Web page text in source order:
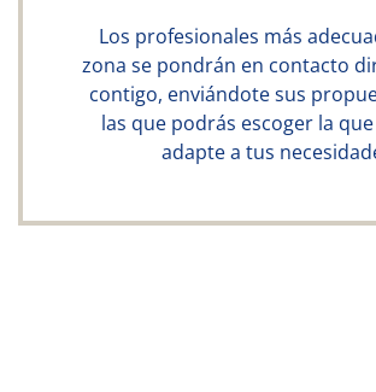
Los profesionales más
zona se pondrán en contacto
contigo, enviándote sus
las que podrás escoger la
adapte a tus